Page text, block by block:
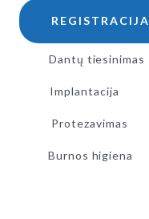
Dantų tiesinimas
Implantacija
Protezavimas
Burnos higiena